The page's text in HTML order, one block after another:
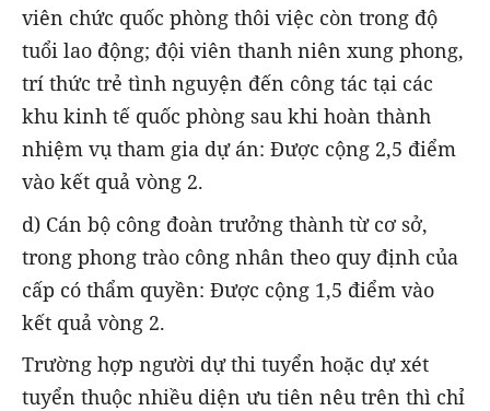
viên chức quốc phòng thôi việc còn trong độ
tuổi lao động; đội viên thanh niên xung phong,
trí thức trẻ tình nguyện đến công tác tại các
khu kinh tế quốc phòng sau khi hoàn thành
nhiệm vụ tham gia dự án: Được cộng 2,5 điểm
vào kết quả vòng 2.
d) Cán bộ công đoàn trưởng thành từ cơ sở,
trong phong trào công nhân theo quy định của
cấp có thẩm quyền: Được cộng 1,5 điểm vào
kết quả vòng 2.
Trường hợp người dự thi tuyển hoặc dự xét
tuyển thuộc nhiều diện ưu tiên nêu trên thì chỉ